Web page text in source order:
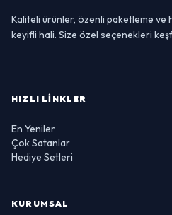
Kaliteli ürünler, özenli paketleme ve
keyifli hali. Size özel seçenekleri
HIZLI LINKLER
En Yeniler
Çok Satanlar
Hediye Setleri
KURUMSAL